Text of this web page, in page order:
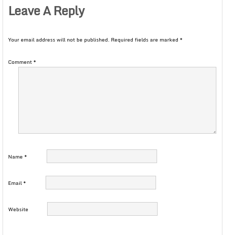
Leave A Reply
Your email address will not be published. Required fields are marked *
Comment*
Name *
Email*
Website